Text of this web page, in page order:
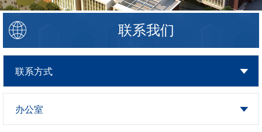
联系我们
联系方式
办公室